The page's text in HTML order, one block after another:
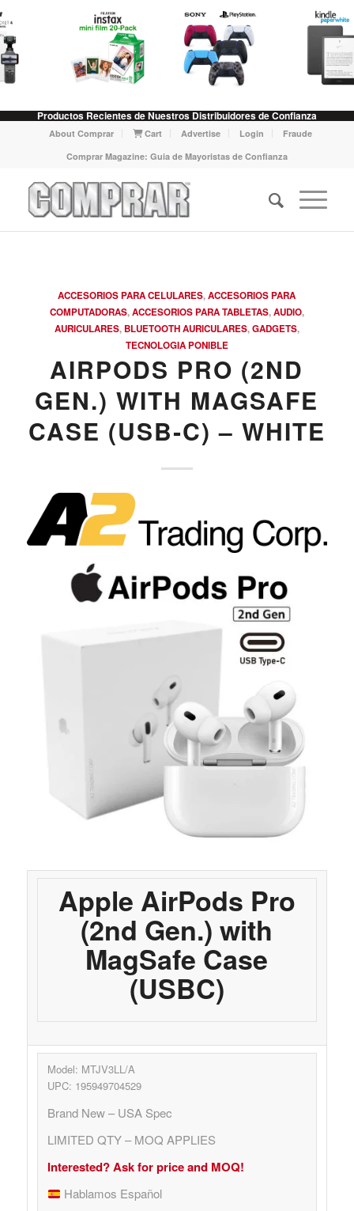
Productos Recientes de Nuestros Distribuidores de Confianza
About Comprar Cart Advertise Login
Fraude
Comprar Magazine: Guia de Mayoristas de Confianza
ACCESORIOS PARA CELULARES,ACCESORIOS PARA
COMPUTADORAS,ACCESORIOS PARA TABLETAS,AUDIO,
AURICULARES, BLUETOOTH AURICULARES,GADGETS,
TECNOLOGIA PONIBLE
AIRPODS PRO (2ND
GEN.) WITH MAGSAFE
CASE (USB‑C) – WHITE
Apple AirPods Pro
(2nd Gen.) with
MagSafe Case
(USBC)
Model: MTJV3LL/A
UPC: 195949704529
Brand New – USA Spec
LIMITED QTY – MOQ APPLIES
Interested? Ask for price and MOQ!
Hablamos Español